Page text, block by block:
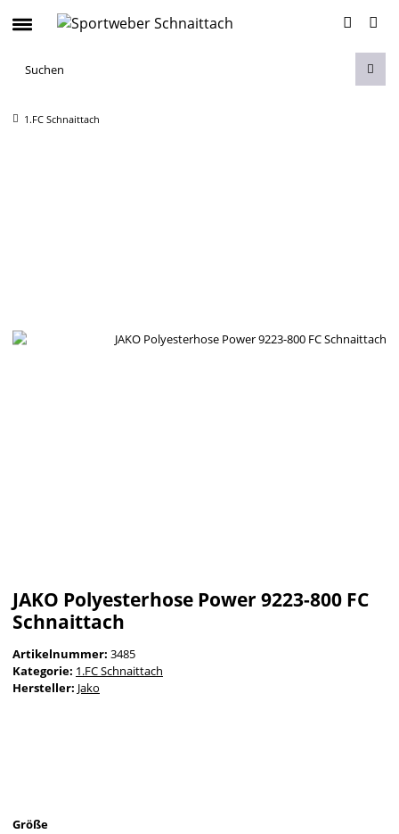
1.FC Schnaittach
JAKO Polyesterhose Power 9223-800 FC
Schnaittach
Artikelnummer: 3485
Kategorie: 1.FC Schnaittach
Hersteller: Jako
Größe